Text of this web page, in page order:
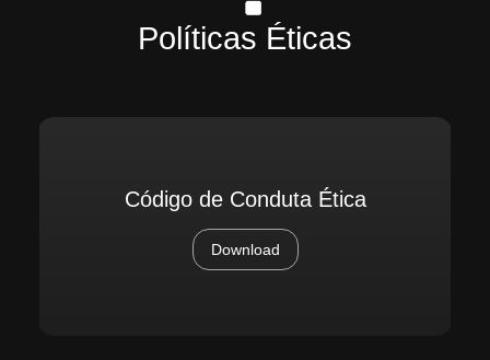
Políticas Éticas
Código de Conduta Ética
Download